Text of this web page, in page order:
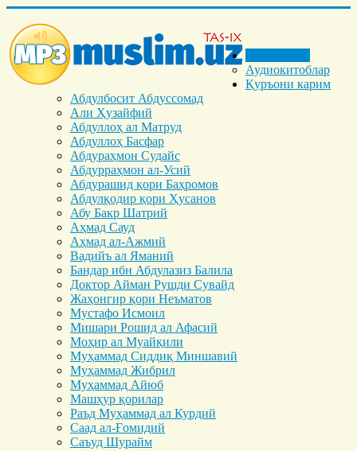
Аудиокитоблар
Қуръони карим
Абдулбосит Абдуссомад
Али Ҳузайфий
Абдуллоҳ ал Матруд
Абдуллоҳ Басфар
Абдураҳмон Судайс
Абдурраҳмон ал-Усий
Абдурашид қори Баҳромов
Абдулқодир қори Ҳусанов
Абу Бакр Шатрий
Аҳмад Сауд
Аҳмад ал-Ажмий
Вадийъ ал Яманий
Бандар ибн Абдулазиз Балила
Доктор Айман Рушди Сувайд
Жаҳонгир қори Неъматов
Мустафо Исмоил
Мишари Рошид ал Афасий
Моҳир ал Муайқили
Муҳаммад Cиддиқ Миншавий
Муҳаммад Жибрил
Муҳаммад Айюб
Машҳур қорилар
Раъд Муҳаммад ал Курдий
Саад ал-Ғомидий
Саъуд Шурайм